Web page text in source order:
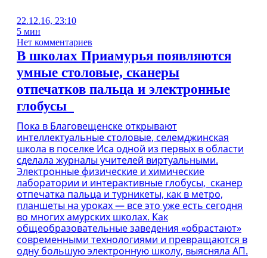
22.12.16, 23:10
5 мин
Нет комментариев
В школах Приамурья появляются
умные столовые, сканеры
отпечатков пальца и электронные
глобусы
Пока в Благовещенске открывают
интеллектуальные столовые, селемджинская
школа в поселке Иса одной из первых в области
сделала журналы учителей виртуальными.
Электронные физические и химические
лаборатории и интерактивные глобусы, сканер
отпечатка пальца и турникеты, как в метро,
планшеты на уроках — все это уже есть сегодня
во многих амурских школах. Как
общеобразовательные заведения «обрастают»
современными технологиями и превращаются в
одну большую электронную школу, выясняла АП.